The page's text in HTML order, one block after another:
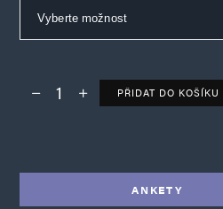
Deník TO – verze bez reklam množství
PŘIDAT DO KOŠÍKU
ANKETY